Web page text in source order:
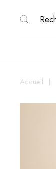
Accueil